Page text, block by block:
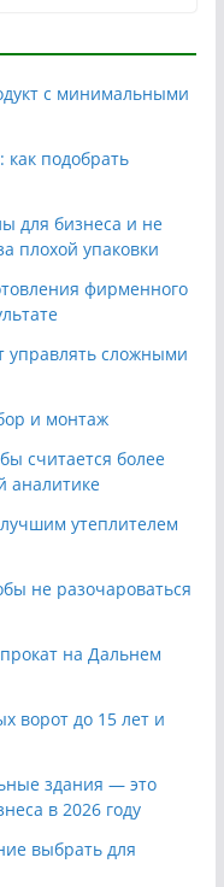
с минимальными
подобрать
для бизнеса и не
плохой упаковки
фирменного
управлять сложными
и монтаж
считается более
аналитике
утеплителем
не разочароваться
на Дальнем
ворот до 15 лет и
здания — это
в 2026 году
выбрать для